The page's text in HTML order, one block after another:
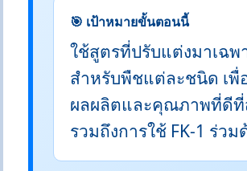
🎯 เป้าหมายขั้นตอนนี้
ใช้สูตรที่ปรับแต่งมาเฉพ
สำหรับพืชแต่ละชนิด เพื่
ผลผลิตและคุณภาพที่ดี
รวมถึงการใช้ FK-1 ร่วม